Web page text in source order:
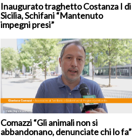
Inaugurato traghetto Costanza I di
Sicilia, Schifani “Mantenuto
impegni presi”
Comazzi “Gli animali non si
abbandonano, denunciate chi lo fa”